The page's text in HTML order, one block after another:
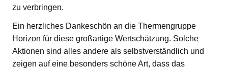
zu verbringen.
Ein herzliches Dankeschön an die Thermengruppe
Horizon für diese großartige Wertschätzung. Solche
Aktionen sind alles andere als selbstverständlich und
zeigen auf eine besonders schöne Art, dass das